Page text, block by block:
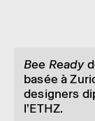
Bee Ready
basée à
desi­gners
l’ETHZ.